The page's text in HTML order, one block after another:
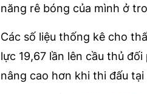
năng rê bóng của mình ở
Các số liệu thống kê cho
lực 19,67 lần lên cầu thủ
nâng cao hơn khi thi đấu tại